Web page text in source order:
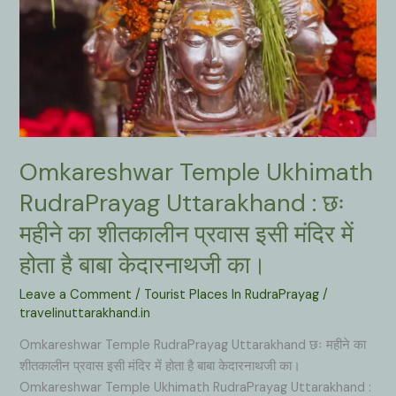
Omkareshwar Temple Ukhimath
RudraPrayag Uttarakhand : छः
महीने का शीतकालीन प्रवास इसी मंदिर में
होता है बाबा केदारनाथजी का।
Leave a Comment / Tourist Places In RudraPrayag /
travelinuttarakhand.in
Omkareshwar Temple RudraPrayag Uttarakhand छः महीने का
शीतकालीन प्रवास इसी मंदिर में होता है बाबा केदारनाथजी का।
Omkareshwar Temple Ukhimath RudraPrayag Uttarakhand :